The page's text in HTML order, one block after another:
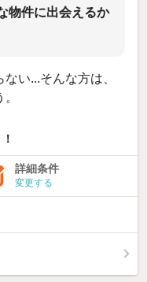
物件に出会えるか
い...そんな方は、
詳細条件
変更する